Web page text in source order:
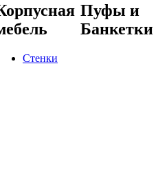
Стенки
Пуфы и
Банкетки